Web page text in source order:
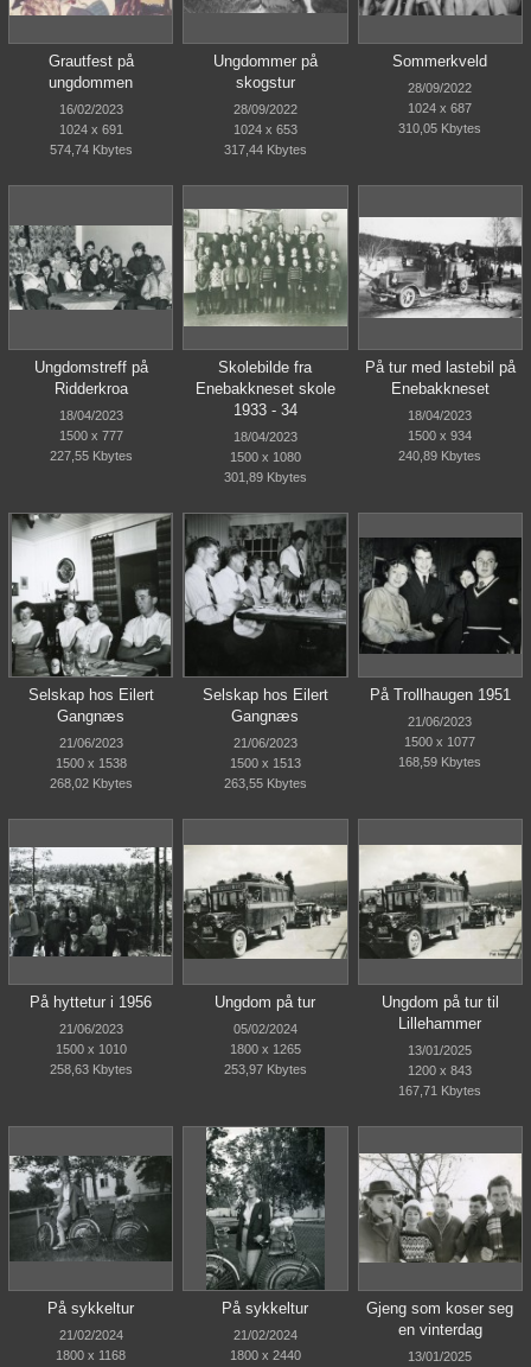
Grautfest på
ungdommen
16/02/2023
1024 x 691
574,74 Kbytes
Ungdommer på
skogstur
28/09/2022
1024 x 653
317,44 Kbytes
Sommerkveld
28/09/2022
1024 x 687
310,05 Kbytes
Ungdomstreff på
Ridderkroa
18/04/2023
1500 x 777
227,55 Kbytes
Skolebilde fra
Enebakkneset skole
1933 - 34
18/04/2023
1500 x 1080
301,89 Kbytes
På tur med lastebil på
Enebakkneset
18/04/2023
1500 x 934
240,89 Kbytes
Selskap hos Eilert
Gangnæs
21/06/2023
1500 x 1538
268,02 Kbytes
Selskap hos Eilert
Gangnæs
21/06/2023
1500 x 1513
263,55 Kbytes
På Trollhaugen 1951
21/06/2023
1500 x 1077
168,59 Kbytes
På hyttetur i 1956
21/06/2023
1500 x 1010
258,63 Kbytes
Ungdom på tur
05/02/2024
1800 x 1265
253,97 Kbytes
Ungdom på tur til
Lillehammer
13/01/2025
1200 x 843
167,71 Kbytes
På sykkeltur
21/02/2024
1800 x 1168
På sykkeltur
21/02/2024
1800 x 2440
Gjeng som koser seg
en vinterdag
13/01/2025